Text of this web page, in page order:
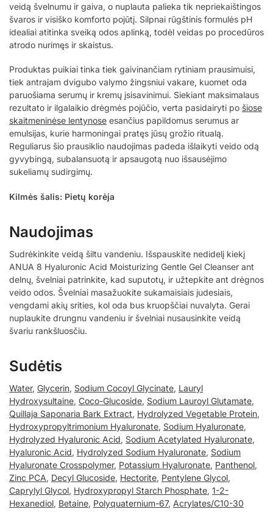
veidą švelnumu ir gaiva, o nuplauta palieka tik nepriekaištingos
švaros ir visiško komforto pojūtį. Silpnai rūgštinis formulės pH
idealiai atitinka sveiką odos aplinką, todėl veidas po procedūros
atrodo nurimęs ir skaistus.
Produktas puikiai tinka tiek gaivinančiam rytiniam prausimuisi,
tiek antrajam dvigubo valymo žingsniui vakare, kuomet oda
paruošiama serumų ir kremų įsisavinimui. Siekiant maksimalaus
rezultato ir ilgalaikio drėgmės pojūčio, verta pasidairyti po šiose
skaitmeninėse lentynose esančius papildomus serumus ar
emulsijas, kurie harmoningai pratęs jūsų grožio ritualą.
Reguliarus šio prausiklio naudojimas padeda išlaikyti veido odą
gyvybingą, subalansuotą ir apsaugotą nuo išsausėjimo
sukeliamų sudirgimų.
Kilmės šalis: Pietų korėja
Naudojimas
Sudrėkinkite veidą šiltu vandeniu. Išspauskite nedidelį kiekį
ANUA 8 Hyaluronic Acid Moisturizing Gentle Gel Cleanser ant
delnų, švelniai patrinkite, kad suputotų, ir užtepkite ant drėgnos
veido odos. Švelniai masažuokite sukamaisiais judesiais,
vengdami akių srities, kol oda bus kruopščiai nuvalyta. Gerai
nuplaukite drungnu vandeniu ir švelniai nusausinkite veidą
švariu rankšluosčiu.
Sudėtis
Water, Glycerin, Sodium Cocoyl Glycinate, Lauryl
Hydroxysultaine, Coco-Glucoside, Sodium Lauroyl Glutamate,
Quillaja Saponaria Bark Extract, Hydrolyzed Vegetable Protein,
Hydroxypropyltrimonium Hyaluronate, Sodium Hyaluronate,
Hydrolyzed Hyaluronic Acid, Sodium Acetylated Hyaluronate,
Hyaluronic Acid, Hydrolyzed Sodium Hyaluronate, Sodium
Hyaluronate Crosspolymer, Potassium Hyaluronate, Panthenol,
Zinc PCA, Decyl Glucoside, Hectorite, Pentylene Glycol,
Caprylyl Glycol, Hydroxypropyl Starch Phosphate, 1-2-
Hexanediol, Betaine, Polyquaternium-67, Acrylates/C10-30